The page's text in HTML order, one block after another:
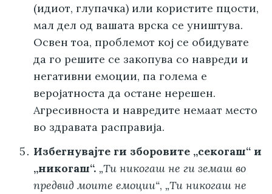
(идиот, глупачка) или користите пцости,
мал дел од вашата врска се уништува.
Освен тоа, проблемот кој се обидувате
да го решите се закопува со навреди и
негативни емоции, па голема е
веројатноста да остане нерешен.
Агресивноста и навредите немаат место
во здравата расправија.
Избегнувајте ги зборовите „секогаш“ и
„никогаш“. „Ти никогаш не ги земаш во
предвид моите емоции“, „Ти никогаш не